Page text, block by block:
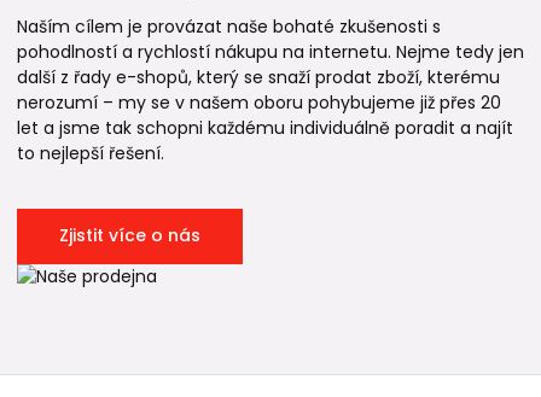
Naším cílem je provázat naše bohaté zkušenosti s
pohodlností a rychlostí nákupu na internetu. Nejme tedy jen
další z řady e-shopů, který se snaží prodat zboží, kterému
nerozumí – my se v našem oboru pohybujeme již přes 20
let a jsme tak schopni každému individuálně poradit a najít
to nejlepší řešení.
Zjistit více o nás